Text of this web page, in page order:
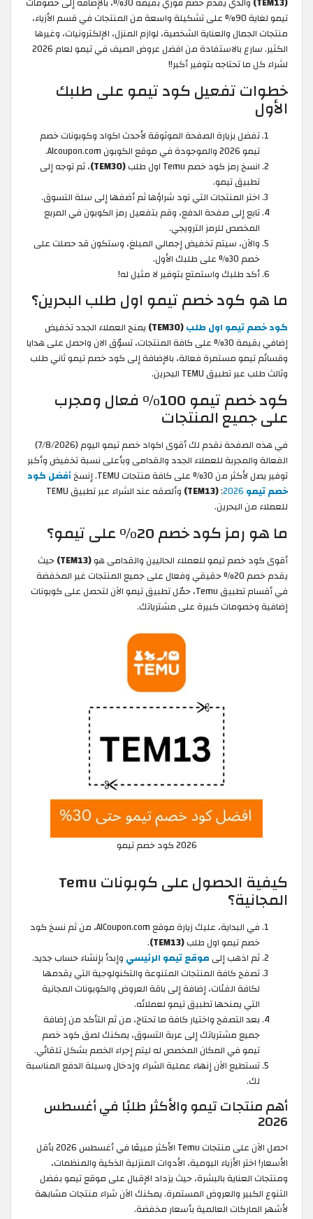
تيمو لغاية 90% على تشكيلة واسعة من المنتجات في قسم الأزياء،
منتجات الجمال والعناية الشخصية، لوازم المنزل، الإلكترونيات، وغيرها
الكثير. سارع بالاستفادة من افضل عروض الصيف في تيمو لعام 2026
لشراء كل ما تحتاجه بتوفير أكبر!!
خطوات تفعيل كود تيمو على طلبك
الأول
تفضل بزيارة الصفحة الموثوقة لأحدث اكواد وكوبونات خصم
تيمو 2026 والموجودة في موقع الكوبون Alcoupon.com.
انسخ رمز كود خصم Temu اول طلب
(TEM30)
، ثم توجه إلى
تطبيق تيمو.
اختر المنتجات التي تود شراؤها ثم أضفها إلى سلة التسوق.
تابع إلى صفحة الدفع، وقم بتفعيل رمز الكوبون في المربع
المخصص للرمز الترويجي.
والآن، سيتم تخفيض إجمالي المبلغ، وستكون قد حصلت على
خصم 30% على طلبك الأول.
أكد طلبك واستمتع بتوفير لا مثيل له!
ما هو كود خصم تيمو اول طلب البحرين؟
كود خصم تيمو اول طلب(TEM30)
يمنح العملاء الجدد تخفيض
إضافي بقيمة 30% على كافة المنتجات، تسوّق الان واحصل على هدايا
وقسائم تيمو مستمرة فعالة، بالإضافة إلى كود خصم تيمو ثاني طلب
وثالث طلب عبر تطبيق TEMU البحرين.
كود خصم تيمو 100% فعال ومجرب
على جميع المنتجات
في هذه الصفحة نقدم لك أقوى اكواد خصم تيمو اليوم (7/8/2026)
الفعالة والمجربة للعملاء الجدد والقدامى وبأعلى نسبة تخفيض وأكبر
توفير يصل لأكثر من 30% على كافة منتجات TEMU. إنسخ
أفضل كود
خصم تيمو
:
(TEM13)
وألصقه عند الشراء عبر تطبيق TEMU
للعملاء من البحرين.
ما هو رمز كود خصم 20% على تيمو؟
أقوى كود خصم تيمو للعملاء الحاليين والقدامى هو(TEM13)
حيث
يقدم خصم 20% حقيقي وفعال على جميع المنتجات غير المخفضة
في أقسام تطبيق Temu، حمّل تطبيق تيمو الآن لتحصل على كوبونات
إضافية وخصومات كبيرة على مشترياتك.
2026 كود خصم تيمو
كيفية الحصول على كوبونات Temu
المجانية؟
في البداية، عليك زيارة موقع AlCoupon.com، من ثم نسخ كود
خصم تيمو اول طلب(TEM13)
.
ثم اذهب إلى موقع تيمو الرئيسي وإبدأ بإنشاء حساب جديد.
تصفح كافة المنتجات المتنوعة والتكنولوجية التي يقدمها
لكافة الفئات، إضافة إلى باقة العروض والكوبونات المجانية
التي يمنحها تطبيق تيمو لعملائه.
بعد التصفح واختيار كافة ما تحتاج، من ثم التأكد من إضافة
جميع مشترياتك إلى عربة التسوق، يمكنك لصق كود خصم
تيمو في المكان المخصص له ليتم إجراء الخصم بشكل تلقائي.
تستطيع الآن إنهاء عملية الشراء وإدخال وسيلة الدفع المناسبة
لك.
أهم منتجات تيمو والأكثر طلبًا في أغسطس
2026
احصل الآن على منتجات Temu الأكثر مبيعًا في أغسطس 2026 بأقل
الأسعار! اختر الأزياء اليومية، الأدوات المنزلية الذكية والمنظمات،
ومنتجات العناية بالبشرة، حيث يزداد الإقبال على موقع تيمو بفضل
التنوع الكبير والعروض المستمرة. يمكنك الآن شراء منتجات مشابهة
لأشهر الماركات العالمية بأسعار مخفضة.